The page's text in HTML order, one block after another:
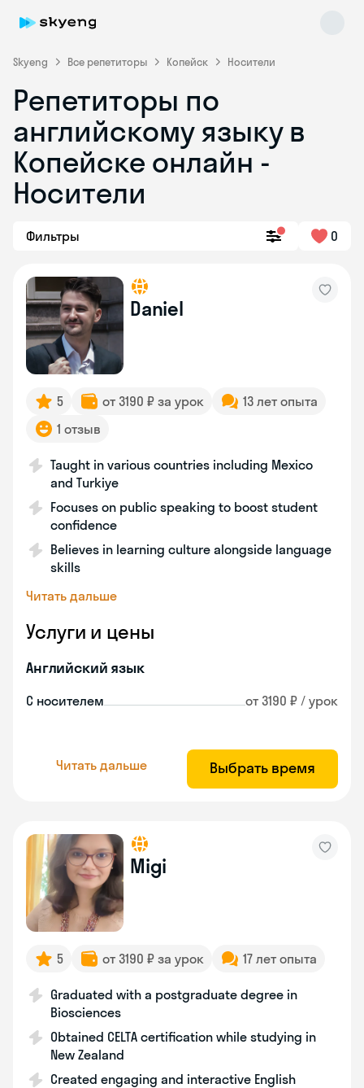
Skyeng Все репетиторы Копейск Носители
Репетиторы по
английскому языку в
Копейске онлайн -
Носители
Фильтры 0
Daniel
5 от 3190 ₽ за урок
13 лет опыта
1 отзыв
Taught in various countries including Mexico
and Turkiye
Focuses on public speaking to boost student
confidence
Believes in learning culture alongside language
skills
Читать дальше
Услуги и цены
Английский язык
С носителем от 3190 ₽ / урок
Читать дальше Выбрать время
Migi
5 от 3190 ₽ за урок 17 лет опыта
Graduated with a postgraduate degree in
Biosciences
Obtained CELTA certification while studying in
New Zealand
Created engaging and interactive English